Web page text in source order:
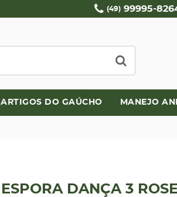
(49) 99995-
ARTIGOS DO GAÚCHO MANEJO
ESPORA DANÇA 3